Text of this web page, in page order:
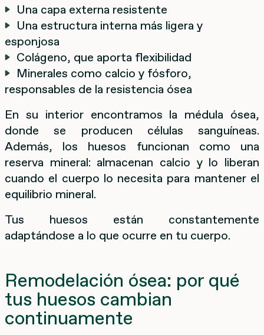
Una capa externa resistente
Una estructura interna más ligera y
esponjosa
Colágeno, que aporta flexibilidad
Minerales como calcio y fósforo,
responsables de la resistencia ósea
En su interior encontramos la médula ósea,
donde se producen células sanguíneas.
Además, los huesos funcionan como una
reserva mineral: almacenan calcio y lo liberan
cuando el cuerpo lo necesita para mantener el
equilibrio mineral.
Tus huesos están constantemente
adaptándose a lo que ocurre en tu cuerpo.
Remodelación ósea: por qué
tus huesos cambian
continuamente